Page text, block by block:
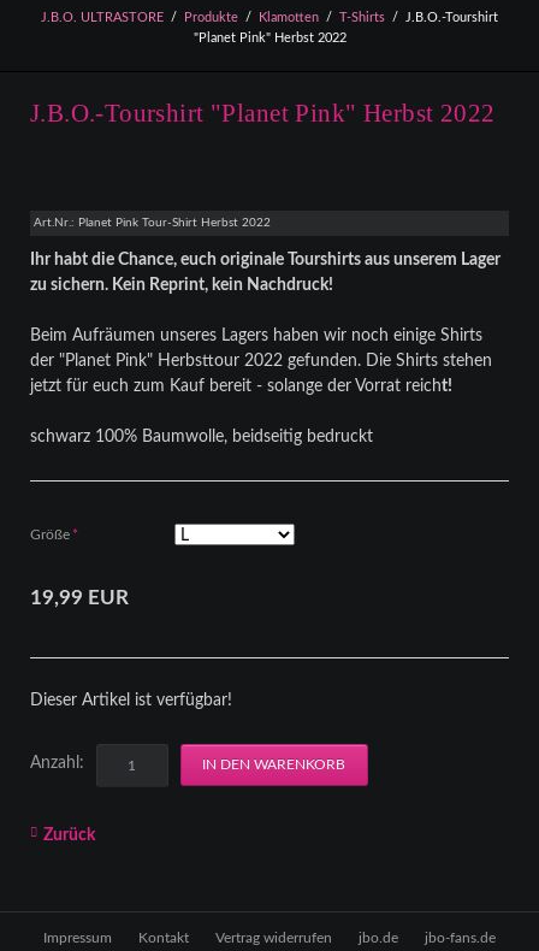
J.B.O. ULTRASTORE Produkte Klamotten T-Shirts
J.B.O.-Tourshirt
"Planet Pink" Herbst 2022
J.B.O.-Tourshirt "Planet Pink" Herbst 2022
Art.Nr.: Planet Pink Tour-Shirt Herbst 2022
Ihr habt die Chance, euch originale Tourshirts aus unserem Lager
zu sichern. Kein Reprint, kein Nachdruck!
Beim Aufräumen unseres Lagers haben wir noch einige Shirts
der "Planet Pink" Herbsttour 2022 gefunden. Die Shirts stehen
jetzt für euch zum Kauf bereit - solange der Vorrat reicht!
schwarz 100% Baumwolle, beidseitig bedruckt
Pflichtfeld
Größe *
19,99 EUR
Dieser Artikel ist verfügbar!
Anzahl:
Zurück
Impressum Kontakt Vertrag widerrufen jbo.de jbo-fans.de